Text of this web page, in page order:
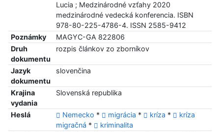
Lucia ; Medzinárodné vzťahy 2020
medzinárodné vedecká konferencia. ISBN
978-80-225-4786-4. ISSN 2585-9412
Poznámky
MAGYC-GA 822806
Druh
dokumentu
rozpis článkov zo zborníkov
Jazyk
dokumentu
slovenčina
Krajina
vydania
Slovenská republika
Heslá Nemecko * migrácia * kríza *
kríza
migračná *
kriminalita